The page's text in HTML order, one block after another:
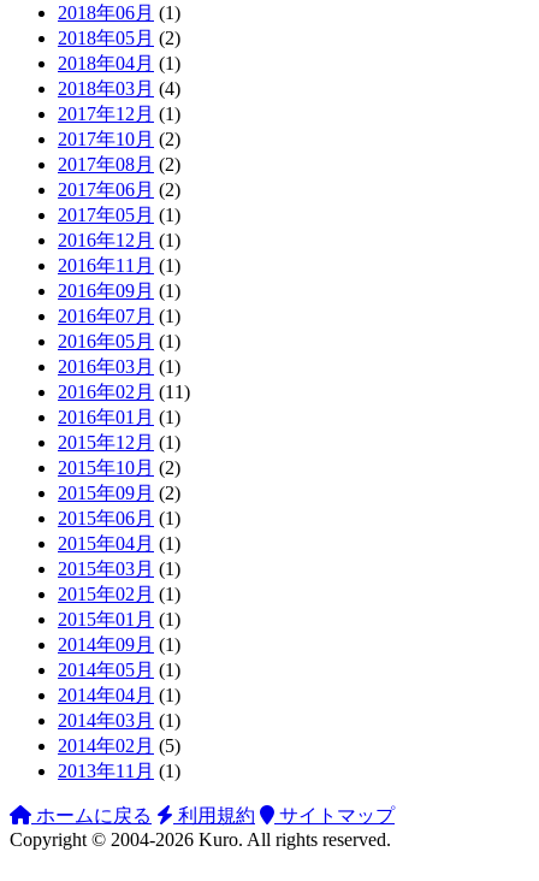
2018年06月 (1)
2018年05月 (2)
2018年04月 (1)
2018年03月 (4)
2017年12月 (1)
2017年10月 (2)
2017年08月 (2)
2017年06月 (2)
2017年05月 (1)
2016年12月 (1)
2016年11月 (1)
2016年09月 (1)
2016年07月 (1)
2016年05月 (1)
2016年03月 (1)
2016年02月 (11)
2016年01月 (1)
2015年12月 (1)
2015年10月 (2)
2015年09月 (2)
2015年06月 (1)
2015年04月 (1)
2015年03月 (1)
2015年02月 (1)
2015年01月 (1)
2014年09月 (1)
2014年05月 (1)
2014年04月 (1)
2014年03月 (1)
2014年02月 (5)
2013年11月 (1)
ホームに戻る 利用規約
サイトマップ
Copyright © 2004-2026 Kuro. All rights reserved.